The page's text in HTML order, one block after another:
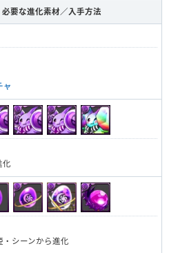
必要な進化素材／入手方法
ャ
化
・シーンから進化